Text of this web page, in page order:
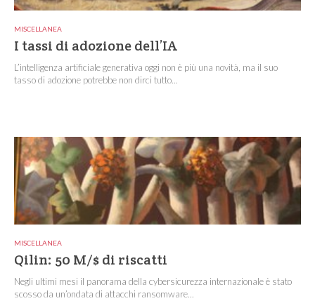
MISCELLANEA
I tassi di adozione dell’IA
L’intelligenza artificiale generativa oggi non è più una novità, ma il suo
tasso di adozione potrebbe non dirci tutto...
MISCELLANEA
Qilin: 50 M/$ di riscatti
Negli ultimi mesi il panorama della cybersicurezza internazionale è stato
scosso da un’ondata di attacchi ransomware...